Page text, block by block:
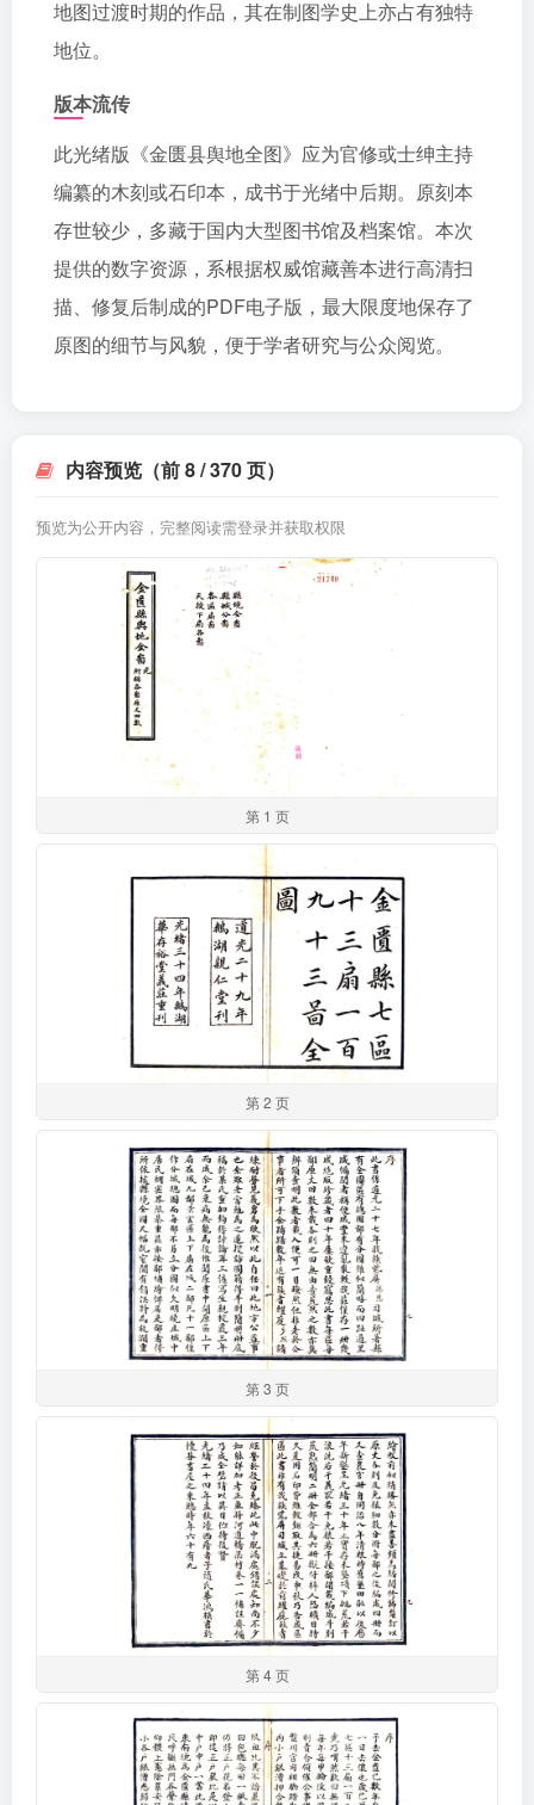
地图过渡时期的作品，其在制图学史上亦占有独特
地位。
版本流传
此光绪版《金匮县舆地全图》应为官修或士绅主持
编纂的木刻或石印本，成书于光绪中后期。原刻本
存世较少，多藏于国内大型图书馆及档案馆。本次
提供的数字资源，系根据权威馆藏善本进行高清扫
描、修复后制成的PDF电子版，最大限度地保存了
原图的细节与风貌，便于学者研究与公众阅览。
内容预览（前 8 / 370 页）
预览为公开内容，完整阅读需登录并获取权限
第 1 页
第 2 页
第 3 页
第 4 页